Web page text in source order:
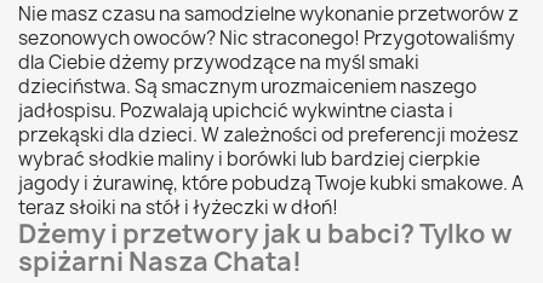
Nie masz czasu na samodzielne wykonanie przetworów z
sezonowych owoców? Nic straconego! Przygotowaliśmy
dla Ciebie dżemy przywodzące na myśl smaki
dzieciństwa. Są smacznym urozmaiceniem naszego
jadłospisu. Pozwalają upichcić wykwintne ciasta i
przekąski dla dzieci. W zależności od preferencji możesz
wybrać słodkie maliny i borówki lub bardziej cierpkie
jagody i żurawinę, które pobudzą Twoje kubki smakowe. A
teraz słoiki na stół i łyżeczki w dłoń!
Dżemy i przetwory jak u babci? Tylko w
spiżarni Nasza Chata!